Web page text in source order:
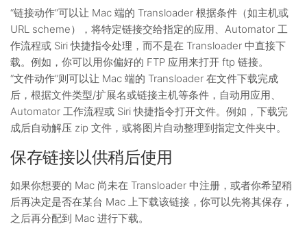
“链接动作”可以让 Mac 端的 Transloader 根据条件（如主机或
URL scheme），将特定链接交给指定的应用、Automator 工
作流程或 Siri 快捷指令处理，而不是在 Transloader 中直接下
载。例如，你可以用你偏好的 FTP 应用来打开 ftp 链接。
“文件动作”则可以让 Mac 端的 Transloader 在文件下载完成
后，根据文件类型/扩展名或链接主机等条件，自动用应用、
Automator 工作流程或 Siri 快捷指令打开文件。例如，下载完
成后自动解压 zip 文件，或将图片自动整理到指定文件夹中。
保存链接以供稍后使用
如果你想要的 Mac 尚未在 Transloader 中注册，或者你希望稍
后再决定是否在某台 Mac 上下载该链接，你可以先将其保存，
之后再分配到 Mac 进行下载。